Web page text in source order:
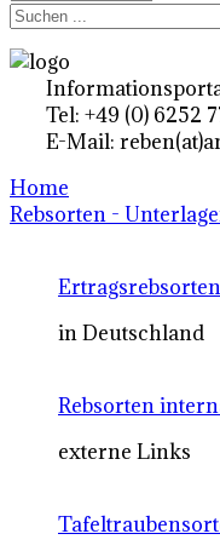
Tel: +49 (0) 6252
E-Mail:
Home
Rebsorten -
in Deutschland
Rebsorten
externe Links